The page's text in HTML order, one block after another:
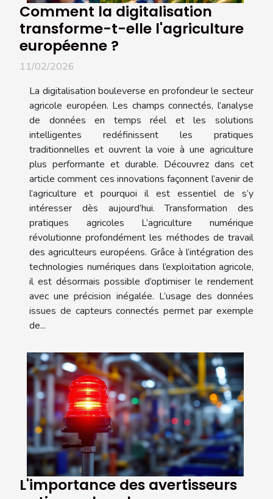
Comment la digitalisation
transforme-t-elle l'agriculture
européenne ?
11/02/2026
La digitalisation bouleverse en profondeur le secteur
agricole européen. Les champs connectés, l’analyse
de données en temps réel et les solutions
intelligentes redéfinissent les pratiques
traditionnelles et ouvrent la voie à une agriculture
plus performante et durable. Découvrez dans cet
article comment ces innovations façonnent l’avenir de
l’agriculture et pourquoi il est essentiel de s’y
intéresser dès aujourd’hui. Transformation des
pratiques agricoles L’agriculture numérique
révolutionne profondément les méthodes de travail
des agriculteurs européens. Grâce à l’intégration des
technologies numériques dans l’exploitation agricole,
il est désormais possible d’optimiser le rendement
avec une précision inégalée. L’usage des données
issues de capteurs connectés permet par exemple
de...
L'importance des avertisseurs